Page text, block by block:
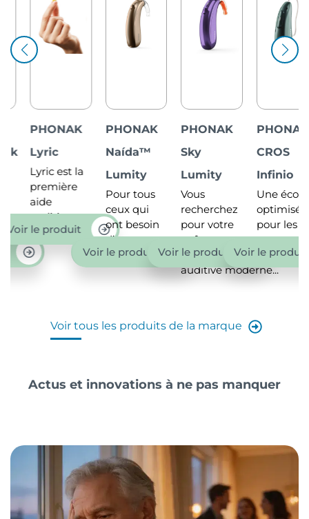
PHONAK
Lyric
Lyric est la
première
aide
auditive
100%...
le produit
PHONAK
Naída™
Lumity
Pour tous
ceux qui
ont besoin
d’un...
Voir le produit
PHONAK
Sky
Lumity
Vous
recherchez
pour votre
enfant
une aide
auditive moderne...
Voir le produit
PHONAK
CROS
Infinio
Une écoute
optimisée
pour les
personnes
souffrant...
Voir le produit
Voir tous les produits de la marque
Actus et innovations à ne pas manquer